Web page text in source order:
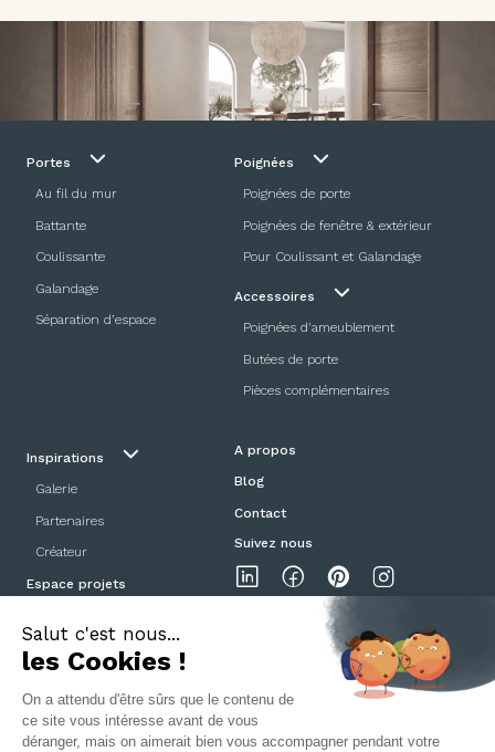
Portes
Au fil du mur
Battante
Coulissante
Galandage
Séparation d’espace
Poignées
Poignées de porte
Poignées de fenêtre & extérieur
Pour Coulissant et Galandage
Accessoires
Poignées d'ameublement
Butées de porte
Pièces complémentaires
Inspirations
Galerie
Partenaires
Créateur
Espace projets
A propos
Blog
Contact
Suivez nous
Mentions légalesPolitique de confidentialitéCGV